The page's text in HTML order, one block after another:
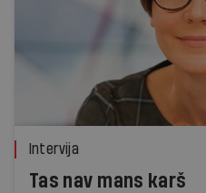
Intervija
Tas nav mans karš